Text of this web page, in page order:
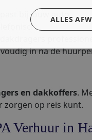
bij jouw auto.
in na de
en dakkoffers.
zorgen op reis kunt.
Verhuur in
ALLES